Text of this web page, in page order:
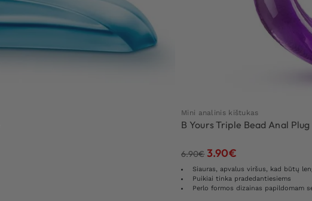
Mini analinis kištukas
B Yours Triple Bead Anal
6.90€3.90€
Siauras, apvalus viršus, kad būtų
Puikiai tinka pradedantiesiems
Perlo formos dizainas papildomam